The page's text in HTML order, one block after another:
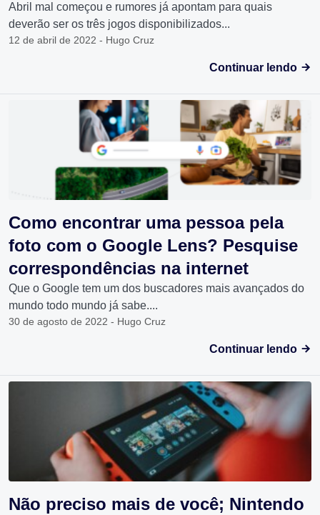
Abril mal começou e rumores já apontam para quais
deverão ser os três jogos disponibilizados...
12 de abril de 2022 - Hugo Cruz
Continuar lendo
Como encontrar uma pessoa pela
foto com o Google Lens? Pesquise
correspondências na internet
Que o Google tem um dos buscadores mais avançados do
mundo todo mundo já sabe....
30 de agosto de 2022 - Hugo Cruz
Continuar lendo
Não preciso mais de você; Nintendo